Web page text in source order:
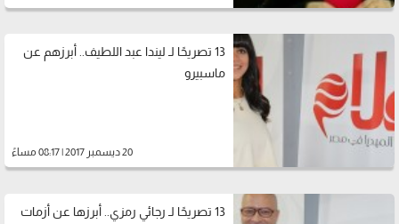
13 تصريحًا لـ ليندا عبد اللطيف.. أبرزهم عن
ماسبيرو
20 ديسمبر 2017 | 08:17 مساءً
13 تصريحًا لـ رجائي رمزي.. أبرزها عن أزمات